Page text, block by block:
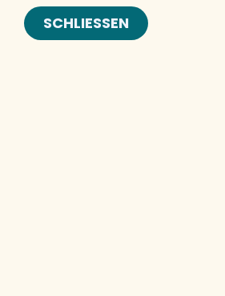
SCHLIESSEN